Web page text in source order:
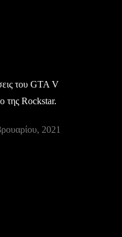
του GTA V
της Rockstar.
2021